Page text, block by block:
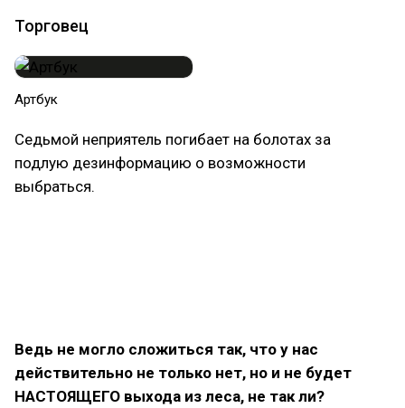
Торговец
Артбук
Седьмой неприятель погибает на болотах за
подлую дезинформацию о возможности
выбраться.
Ведь не могло сложиться так, что у нас
действительно не только нет, но и не будет
НАСТОЯЩЕГО выхода из леса, не так ли?